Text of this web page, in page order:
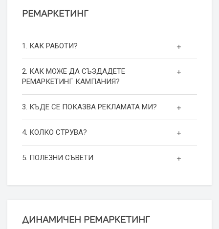
РЕМАРКЕТИНГ
1. КАК РАБОТИ?
2. КАК МОЖЕ ДА СЪЗДАДЕТЕ
РЕМАРКЕТИНГ КАМПАНИЯ?
3. КЪДЕ СЕ ПОКАЗВА РЕКЛАМАТА МИ?
4. КОЛКО СТРУВА?
5. ПОЛЕЗНИ СЪВЕТИ
ДИНАМИЧЕН РЕМАРКЕТИНГ